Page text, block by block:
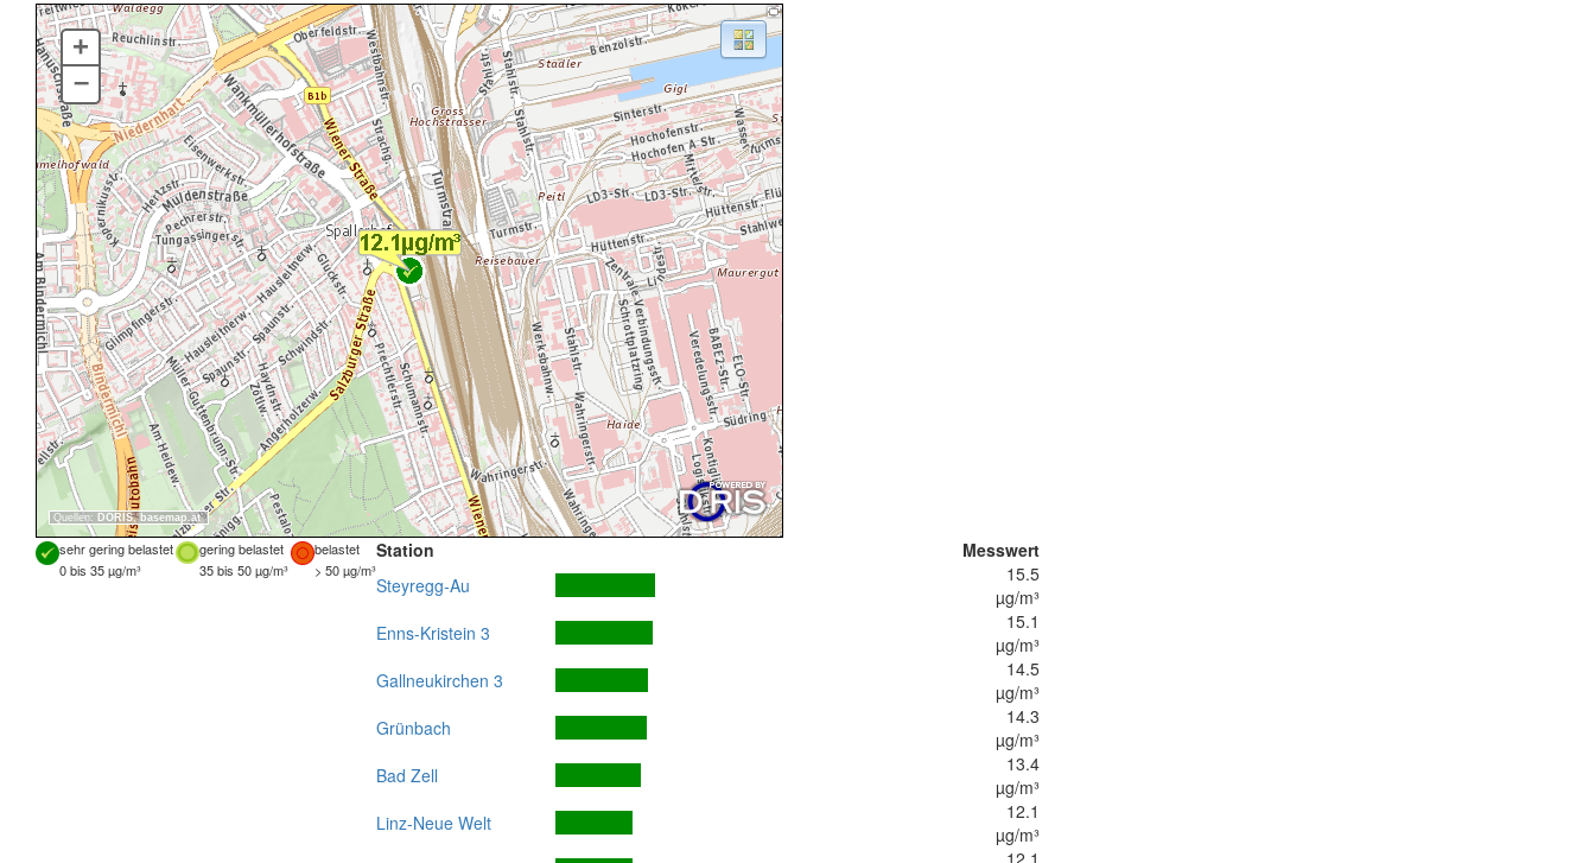
Quellen: DORIS, basemap.at
+
–
sehr gering belastet gering belastet
belastet
0 bis 35 µg/m³
35 bis 50 µg/m³ > 50 µg/m³
Station
Messwert
Steyregg-Au
15.5
µg/m³
Enns-Kristein 3
15.1
µg/m³
Gallneukirchen 3
14.5
µg/m³
Grünbach
14.3
µg/m³
Bad Zell
13.4
µg/m³
Linz-Neue Welt
12.1
µg/m³
12.1